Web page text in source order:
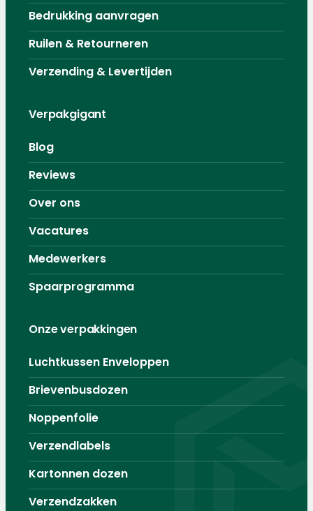
Bedrukking aanvragen
Ruilen & Retourneren
Verzending & Levertijden
Verpakgigant
Blog
Reviews
Over ons
Vacatures
Medewerkers
Spaarprogramma
Onze verpakkingen
Luchtkussen Enveloppen
Brievenbusdozen
Noppenfolie
Verzendlabels
Kartonnen dozen
Verzendzakken